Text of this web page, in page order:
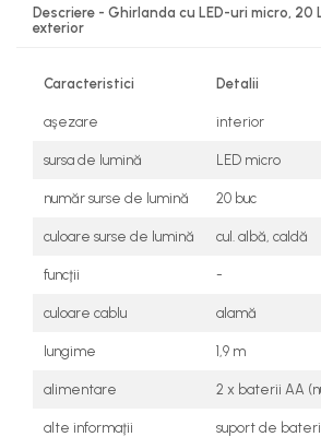
Descriere - Ghirlanda cu LED-uri micro, 20
exterior
Caracteristici Detalii
aşezare interior
sursa de lumină LED micro
număr surse de lumină 20 buc
culoare surse de lumină cul. albă, caldă
funcţii -
culoare cablu alamă
lungime 1,9 m
alimentare 2 x baterii AA
alte informaţii suport de